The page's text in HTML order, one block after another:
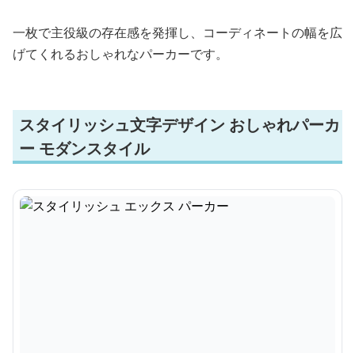
一枚で主役級の存在感を発揮し、コーディネートの幅を広
げてくれるおしゃれなパーカーです。
スタイリッシュ文字デザイン おしゃれパーカ
ー モダンスタイル